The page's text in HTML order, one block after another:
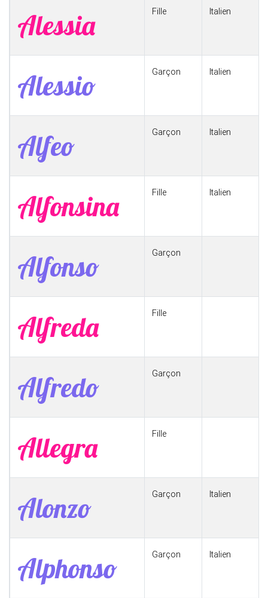
Alessia Fille Italien
Alessio Garçon Italien
Alfeo Garçon Italien
Alfonsina Fille Italien
Alfonso Garçon
Alfreda Fille
Alfredo Garçon
Allegra Fille
Alonzo Garçon Italien
Alphonso Garçon Italien